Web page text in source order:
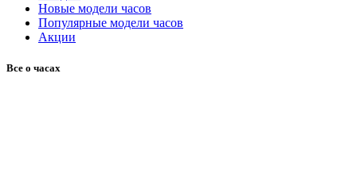
Новые модели часов
Популярные модели часов
Акции
Все о часах